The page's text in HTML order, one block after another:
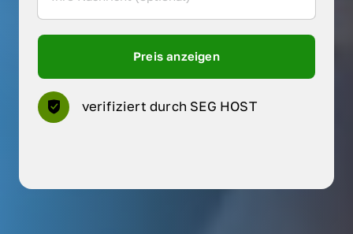
Preis anzeigen
verifiziert durch SEG HOST